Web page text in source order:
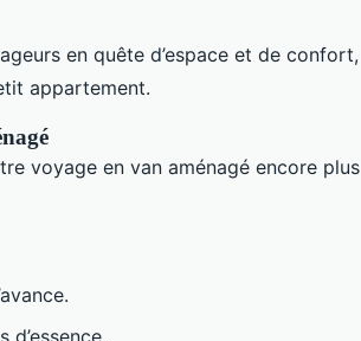
en quête d’espace et de confort,
appartement.
voyage en van aménagé encore plus